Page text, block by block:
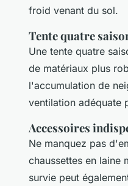
froid venant du sol.
Tente quatre
Une tente quatre
de matériaux plus
l'accumulation de
ventilation adéquate
Accessoires
Ne manquez pas
chaussettes en laine
survie peut